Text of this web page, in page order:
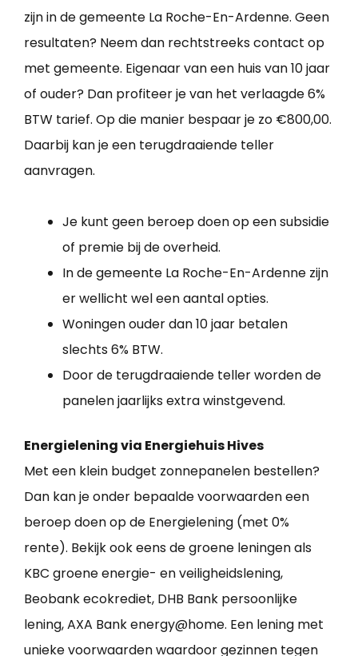
zijn in de gemeente La Roche-En-Ardenne. Geen
resultaten? Neem dan rechtstreeks contact op
met gemeente. Eigenaar van een huis van 10 jaar
of ouder? Dan profiteer je van het verlaagde 6%
BTW tarief. Op die manier bespaar je zo €800,00.
Daarbij kan je een terugdraaiende teller
aanvragen.
Je kunt geen beroep doen op een subsidie
of premie bij de overheid.
In de gemeente La Roche-En-Ardenne zijn
er wellicht wel een aantal opties.
Woningen ouder dan 10 jaar betalen
slechts 6% BTW.
Door de terugdraaiende teller worden de
panelen jaarlijks extra winstgevend.
Energielening via Energiehuis Hives
Met een klein budget zonnepanelen bestellen?
Dan kan je onder bepaalde voorwaarden een
beroep doen op de Energielening (met 0%
rente). Bekijk ook eens de groene leningen als
KBC groene energie- en veiligheidslening,
Beobank ecokrediet, DHB Bank persoonlijke
lening, AXA Bank energy@home. Een lening met
unieke voorwaarden waardoor gezinnen tegen